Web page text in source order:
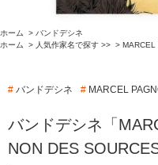
ホーム > バンドデシネ
ホーム
> 人気作家名で探す >> > MARCEL
# バンドデシネ # MARCEL
バンドデシネ「
NON DES